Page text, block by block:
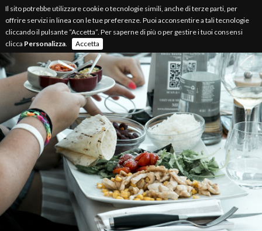
Il sito potrebbe utilizzare cookie o tecnologie simili, anche di terze parti, per
offrire servizi in linea con le tue preferenze. Puoi acconsentire a tali tecnologie
cliccando il pulsante “Accetta”. Per saperne di più o per gestire i tuoi consensi
clicca Personalizza. Accetta